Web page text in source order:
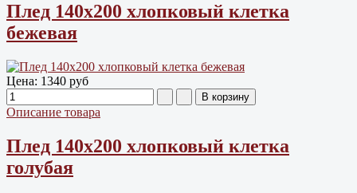
Плед 140х200 хлопковый клетка
бежевая
Цена: 1340 руб
Описание товара
Плед 140х200 хлопковый клетка
голубая